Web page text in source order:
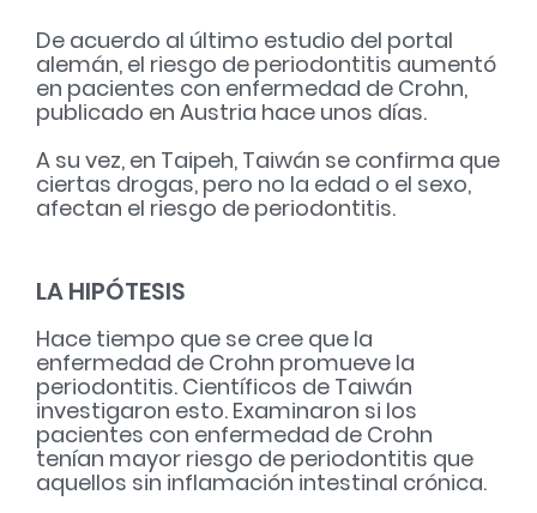
De acuerdo al último estudio del portal
alemán, el riesgo de periodontitis aumentó
en pacientes con enfermedad de Crohn,
publicado en Austria hace unos días.
A su vez, en Taipeh, Taiwán se confirma que
ciertas drogas, pero no la edad o el sexo,
afectan el riesgo de periodontitis.
LA HIPÓTESIS
Hace tiempo que se cree que la
enfermedad de Crohn promueve la
periodontitis. Científicos de Taiwán
investigaron esto. Examinaron si los
pacientes con enfermedad de Crohn
tenían mayor riesgo de periodontitis que
aquellos sin inflamación intestinal crónica.